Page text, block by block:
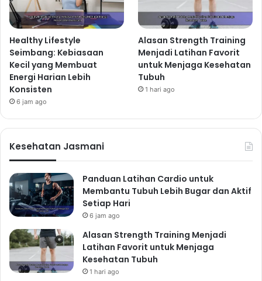
Healthy Lifestyle
Seimbang: Kebiasaan
Kecil yang Membuat
Energi Harian Lebih
Konsisten
6 jam ago
Alasan Strength Training
Menjadi Latihan Favorit
untuk Menjaga Kesehatan
Tubuh
1 hari ago
Kesehatan Jasmani
Panduan Latihan Cardio untuk
Membantu Tubuh Lebih Bugar dan Aktif
Setiap Hari
6 jam ago
Alasan Strength Training Menjadi
Latihan Favorit untuk Menjaga
Kesehatan Tubuh
1 hari ago